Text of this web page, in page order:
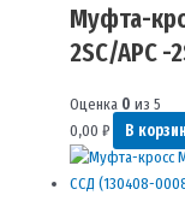
Муфта-
2SC/APC
Оценка 0 из 5
0,00 ₽ В